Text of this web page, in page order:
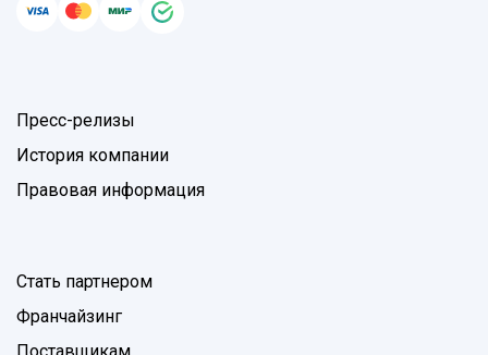
Пресс-релизы
История компании
Правовая информация
Стать партнером
Франчайзинг